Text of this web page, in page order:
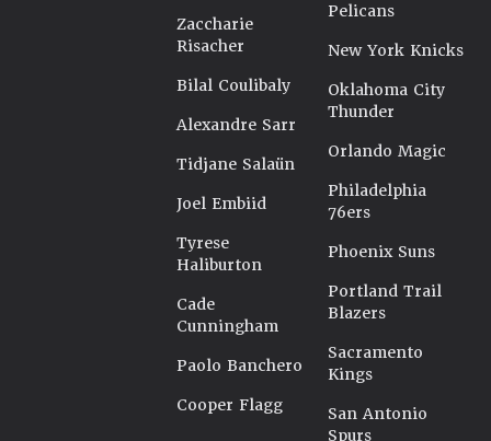
Zaccharie
Risacher
Bilal Coulibaly
Alexandre Sarr
Tidjane Salaün
Joel Embiid
Tyrese
Haliburton
Cade
Cunningham
Paolo Banchero
Cooper Flagg
Pelicans
New York Knicks
Oklahoma City
Thunder
Orlando Magic
Philadelphia
76ers
Phoenix Suns
Portland Trail
Blazers
Sacramento
Kings
San Antonio
Spurs